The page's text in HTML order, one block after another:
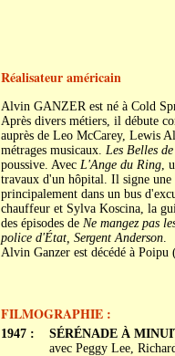
Réalisateur américain
Alvin GANZER est né à Cold
Après divers métiers, il débute
auprès de Leo McCarey, Lewis
métrages musicaux. Les Belles
poussive. Avec L'Ange du Ring,
travaux d'un hôpital. Il signe une
principalement dans un bus
chauffeur et Sylva Koscina, la
des épisodes de Ne mangez pas
police d'État, Sergent Anderson.
Alvin Ganzer est décédé à
FILMOGRAPHIE :
1947 : SÉRÉNADE À
avec Peggy Lee,